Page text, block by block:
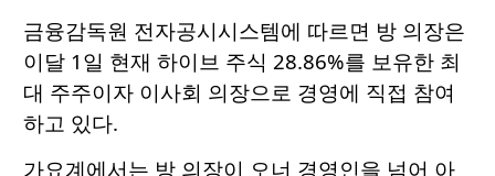
금융감독원 전자공시시스템에 따르면 방 의장은
이달 1일 현재 하이브 주식 28.86%를 보유한 최
대 주주이자 이사회 의장으로 경영에 직접 참여
하고 있다.
가요계에서는 방 의장이 오너 경영인을 넘어 아